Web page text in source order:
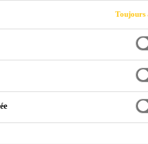
de Toitures à 3200 M
station
Toujours